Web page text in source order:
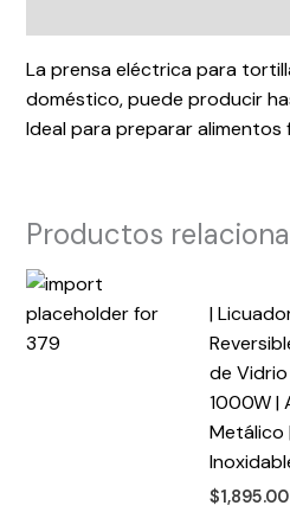
La prensa eléctrica para
doméstico, puede producir
Ideal para preparar
Productos
|
de Vidrio
1000W |
Metálico
$1,895.00